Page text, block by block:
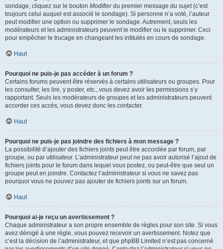
sondage, cliquez sur le bouton Modifierdu premier message du sujet (c’est
toujours celui auquel est associé le sondage). Si personne n’a voté, l’auteur
peut modifier une option ou supprimer le sondage. Autrement, seuls les
modérateurs et les administrateurs peuvent le modifier ou le supprimer. Ceci
pour empêcher le trucage en changeant les intitulés en cours de sondage.
Haut
Pourquoi ne puis-je pas accéder à un forum ?
Certains forums peuvent être réservés à certains utilisateurs ou groupes. Pour
les consulter, les lire, y poster, etc., vous devez avoir les permissions s’y
rapportant. Seuls les modérateurs de groupes et les administrateurs peuvent
accorder ces accès, vous devez donc les contacter.
Haut
Pourquoi ne puis-je pas joindre des fichiers à mon message ?
La possibilité d’ajouter des fichiers joints peut être accordée par forum, par
groupe, ou par utilisateur. L’administrateur peut ne pas avoir autorisé l’ajout de
fichiers joints pour le forum dans lequel vous postez, ou peut-être que seul un
groupe peut en joindre. Contactez l’administrateur si vous ne savez pas
pourquoi vous ne pouvez pas ajouter de fichiers joints sur un forum.
Haut
Pourquoi ai-je reçu un avertissement ?
Chaque administrateur a son propre ensemble de règles pour son site. Si vous
avez dérogé à une règle, vous pouvez recevoir un avertissement. Notez que
c’est la décision de l’administrateur, et que phpBB Limited n’est pas concerné